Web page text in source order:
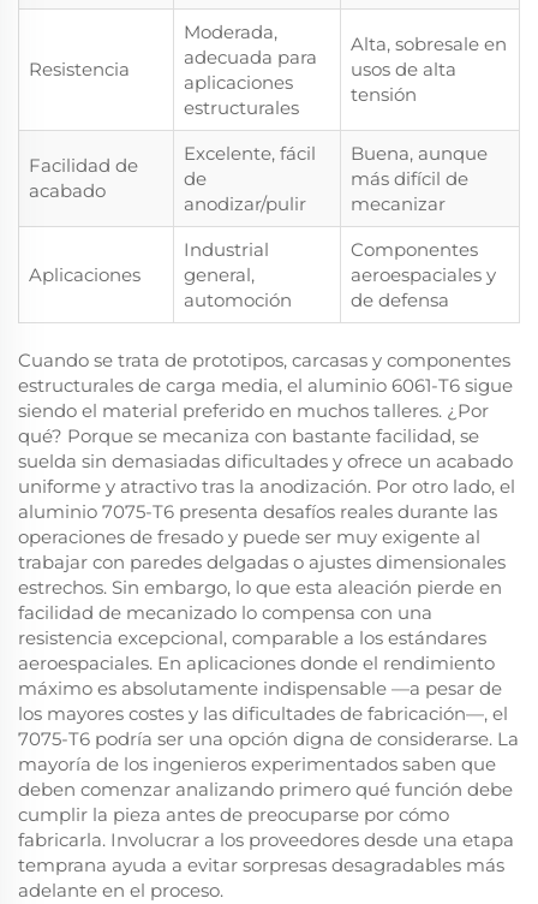
Resistencia
Moderada,
adecuada para
aplicaciones
estructurales
Alta, sobresale en
usos de alta
tensión
Facilidad de
acabado
Excelente, fácil
de
anodizar/pulir
Buena, aunque
más difícil de
mecanizar
Aplicaciones
Industrial
general,
automoción
Componentes
aeroespaciales y
de defensa
Cuando se trata de prototipos, carcasas y componentes
estructurales de carga media, el aluminio 6061-T6 sigue
siendo el material preferido en muchos talleres. ¿Por
qué? Porque se mecaniza con bastante facilidad, se
suelda sin demasiadas dificultades y ofrece un acabado
uniforme y atractivo tras la anodización. Por otro lado, el
aluminio 7075-T6 presenta desafíos reales durante las
operaciones de fresado y puede ser muy exigente al
trabajar con paredes delgadas o ajustes dimensionales
estrechos. Sin embargo, lo que esta aleación pierde en
facilidad de mecanizado lo compensa con una
resistencia excepcional, comparable a los estándares
aeroespaciales. En aplicaciones donde el rendimiento
máximo es absolutamente indispensable —a pesar de
los mayores costes y las dificultades de fabricación—, el
7075-T6 podría ser una opción digna de considerarse. La
mayoría de los ingenieros experimentados saben que
deben comenzar analizando primero qué función debe
cumplir la pieza antes de preocuparse por cómo
fabricarla. Involucrar a los proveedores desde una etapa
temprana ayuda a evitar sorpresas desagradables más
adelante en el proceso.